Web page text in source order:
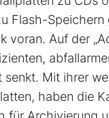
Flash-
voran. Auf der
senkt. Mit ihrer
haben die